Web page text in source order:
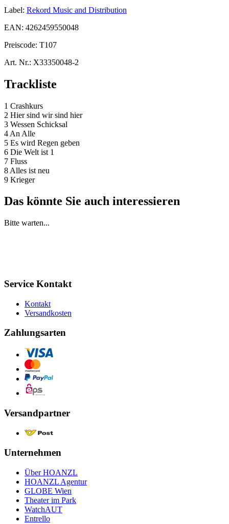
Label: Rekord Music and Distribution
EAN: 4262459550048
Preiscode: T107
Art. Nr.: X33350048-2
Trackliste
1 Crashkurs
2 Hier sind wir sind hier
3 Wessen Schicksal
4 An Alle
5 Es wird Regen geben
6 Die Welt ist 1
7 Fluss
8 Alles ist neu
9 Krieger
Das könnte Sie auch interessieren
Bitte warten...
Service Kontakt
Kontakt
Versandkosten
Zahlungsarten
Versandpartner
Unternehmen
Über HOANZL
HOANZL Agentur
GLOBE Wien
Theater im Park
WatchAUT
Entrello